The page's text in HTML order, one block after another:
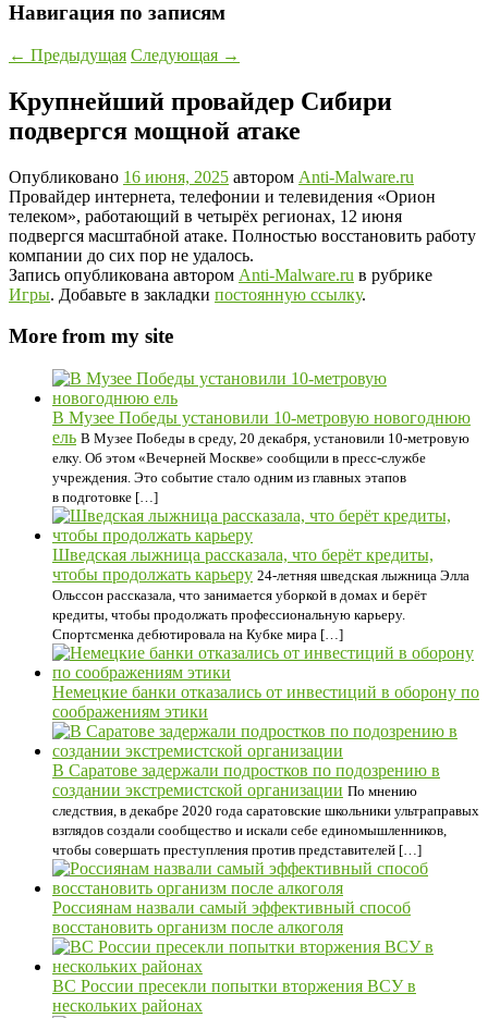
Навигация по записям
← Предыдущая Следующая →
Крупнейший провайдер Сибири
подвергся мощной атаке
Опубликовано 16 июня, 2025 автором Anti-Malware.ru
Провайдер интернета, телефонии и телевидения «Орион
телеком», работающий в четырёх регионах, 12 июня
подвергся масштабной атаке. Полностью восстановить работу
компании до сих пор не удалось.
Запись опубликована автором Anti-Malware.ru в рубрике
Игры. Добавьте в закладки постоянную ссылку.
More from my site
В Музее Победы установили 10-метровую новогоднюю
ель В Музее Победы в среду, 20 декабря, установили 10-метровую
елку. Об этом «Вечерней Москве» сообщили в пресс-службе
учреждения. Это событие стало одним из главных этапов
в подготовке […]
Шведская лыжница рассказала, что берёт кредиты,
чтобы продолжать карьеру 24-летняя шведская лыжница Элла
Ольссон рассказала, что занимается уборкой в домах и берёт
кредиты, чтобы продолжать профессиональную карьеру.
Спортсменка дебютировала на Кубке мира […]
Немецкие банки отказались от инвестиций в оборону по
соображениям этики
В Саратове задержали подростков по подозрению в
создании экстремистской организации По мнению
следствия, в декабре 2020 года саратовские школьники ультраправых
взглядов создали сообщество и искали себе единомышленников,
чтобы совершать преступления против представителей […]
Россиянам назвали самый эффективный способ
восстановить организм после алкоголя
ВС России пресекли попытки вторжения ВСУ в
нескольких районах